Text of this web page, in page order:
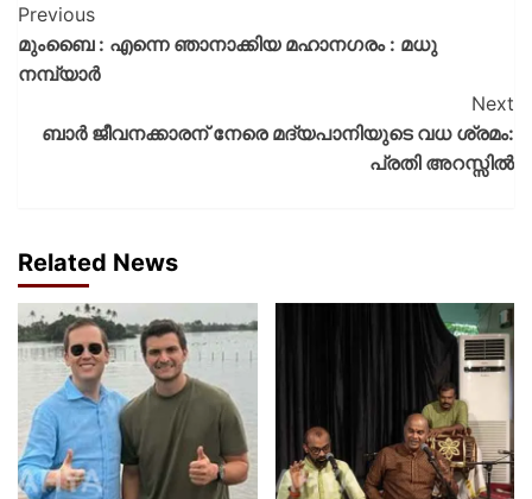
Previous
മുംബൈ : എന്നെ ഞാനാക്കിയ മഹാനഗരം : മധു
നമ്പ്യാർ
Next
ബാർ ജീവനക്കാരന് നേരെ മദ്യപാനിയുടെ വധ ശ്രമം:
പ്രതി അറസ്സിൽ
Related News